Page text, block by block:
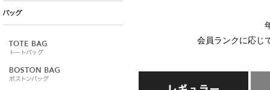
会員ランクに応じ